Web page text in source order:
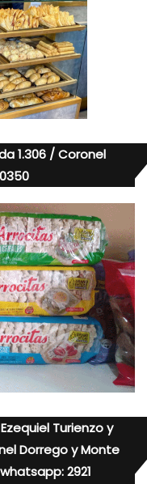
1.306 / Coronel
Turienzo y
Dorrego y Monte
2921